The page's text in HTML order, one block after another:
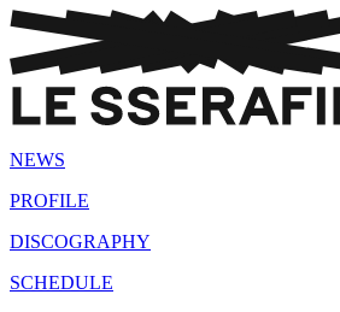
NEWS
PROFILE
DISCOGRAPHY
SCHEDULE